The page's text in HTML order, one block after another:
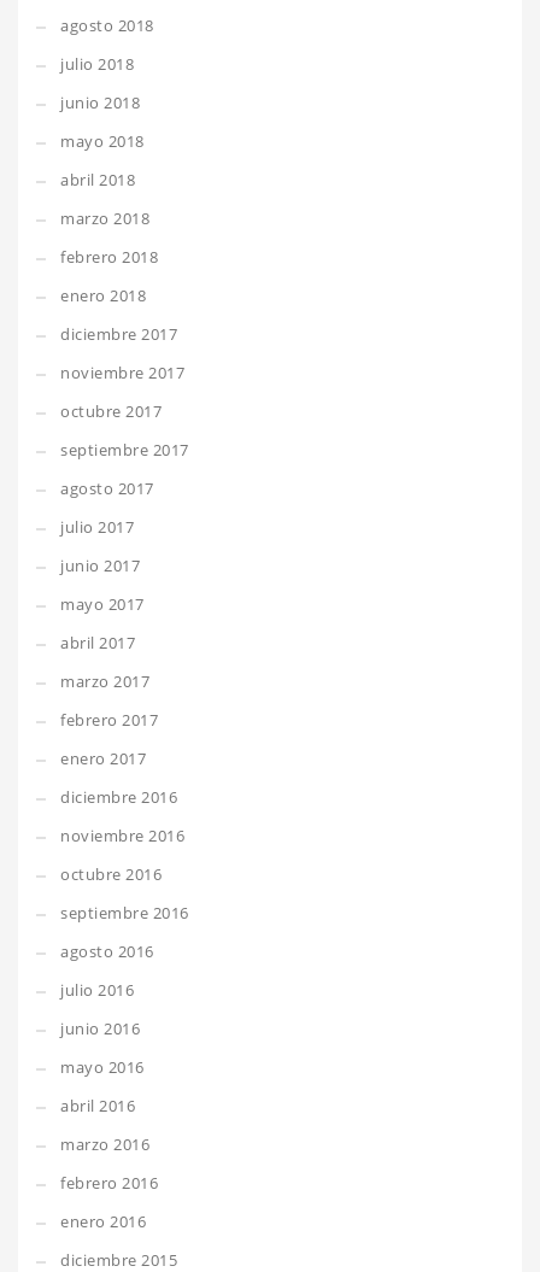
agosto 2018
julio 2018
junio 2018
mayo 2018
abril 2018
marzo 2018
febrero 2018
enero 2018
diciembre 2017
noviembre 2017
octubre 2017
septiembre 2017
agosto 2017
julio 2017
junio 2017
mayo 2017
abril 2017
marzo 2017
febrero 2017
enero 2017
diciembre 2016
noviembre 2016
octubre 2016
septiembre 2016
agosto 2016
julio 2016
junio 2016
mayo 2016
abril 2016
marzo 2016
febrero 2016
enero 2016
diciembre 2015